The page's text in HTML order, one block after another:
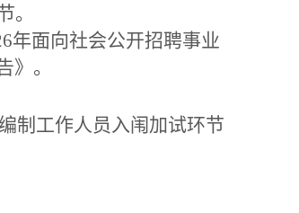
。
年面向社会公开招聘事业
。
制工作人员入闱加试环节